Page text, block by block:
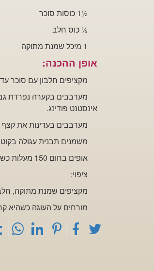
½1 כוסות סוכר
½ כוס חלב
1 מיכל שמנת מתוקה
אופן ההכנה:
מקציפים חלבון עם סוכר
מערבבים בקערה נפרדת
אינסטנט פודינג.
מערבבים בעדינות את
משמנים תבנית עגולה בקוטר
אופים בחום 150 מעלות כשעה.
ציפוי:
מקציפים שמנת מתוקה, חלב
מורחים על העוגה כשהיא